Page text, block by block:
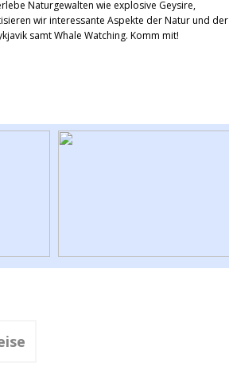
Naturgewalten wie explosive Geysire,
wir interessante Aspekte der Natur und der
samt Whale Watching. Komm mit!